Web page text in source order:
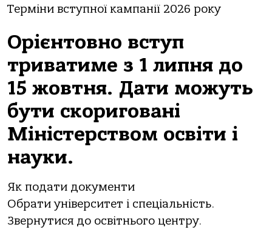
Терміни вступної кампанії 2026 року
Орієнтовно вступ
триватиме з 1 липня до
15 жовтня. Дати можуть
бути скориговані
Міністерством освіти і
науки.
Як подати документи
Обрати університет і спеціальність.
Звернутися до освітнього центру.